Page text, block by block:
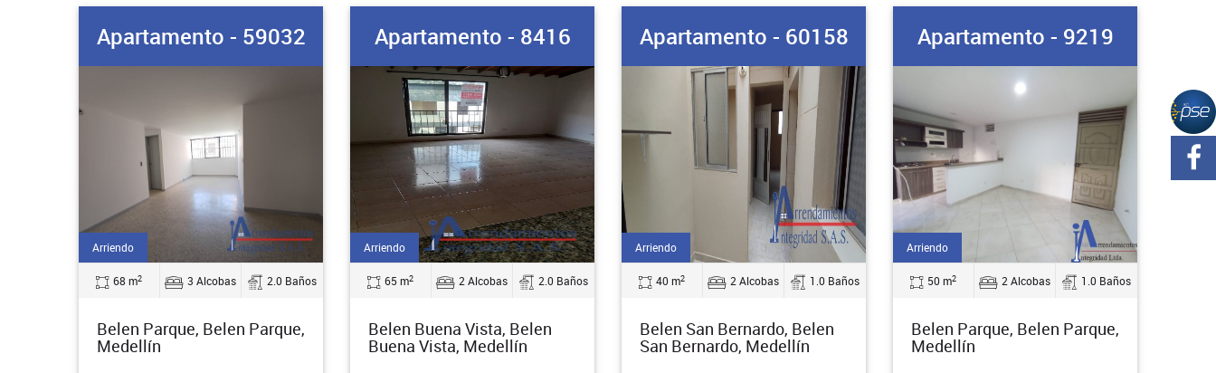
Apartamento - 59032
Arriendo
68 m2 3 Alcobas 2.0 Baños
Belen Parque, Belen Parque,
Medellín
Apartamento - 8416
Arriendo
65 m2 2 Alcobas 2.0 Baños
Belen Buena Vista, Belen
Buena Vista, Medellín
Apartamento - 60158
Arriendo
40 m2 2 Alcobas 1.0 Baños
Belen San Bernardo, Belen
San Bernardo, Medellín
Apartamento - 9219
Arriendo
50 m2 2 Alcobas 1.0 Baños
Belen Parque, Belen Parque,
Medellín